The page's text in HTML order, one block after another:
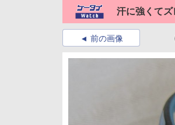
汗に強くて
前の画像